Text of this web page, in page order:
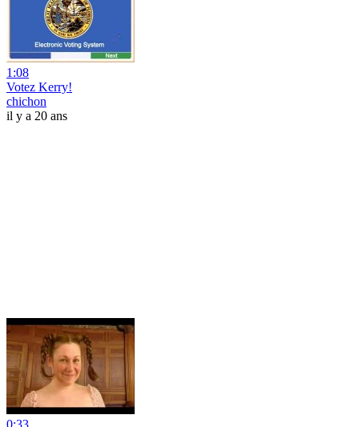
1:08
Votez Kerry!
chichon
il y a 20 ans